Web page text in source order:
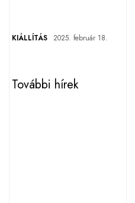
KIÁLLÍTÁS 2025. február 18.
További hírek